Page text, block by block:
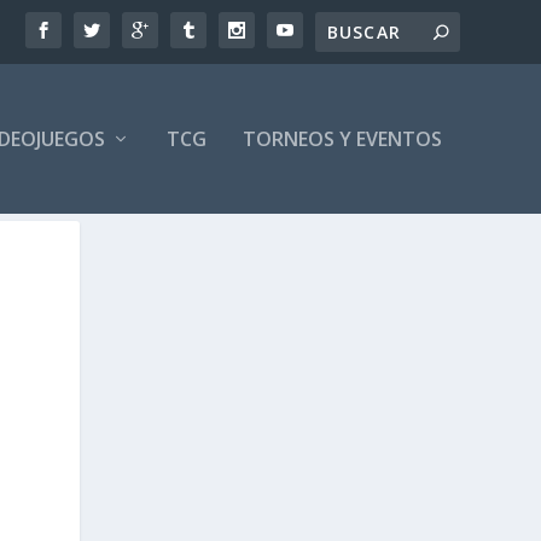
TCG TORNEOS Y EVENTOS